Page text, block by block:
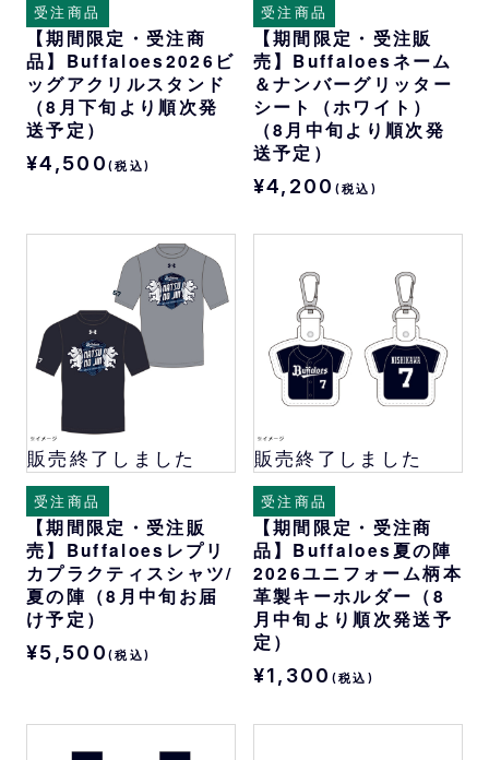
受注商品
【期間限定・受注商
品】Buffaloes2026ビ
ッグアクリルスタンド
（8月下旬より順次発
送予定）
¥4,500 (税込)
受注商品
【期間限定・受注販
売】Buffaloesネーム
＆ナンバーグリッター
シート（ホワイト）
（8月中旬より順次発
送予定）
¥4,200 (税込)
販売終了しました
受注商品
【期間限定・受注販
売】Buffaloesレプリ
カプラクティスシャツ/
夏の陣（8月中旬お届
け予定）
¥5,500 (税込)
販売終了しました
受注商品
【期間限定・受注商
品】Buffaloes夏の陣
2026ユニフォーム柄本
革製キーホルダー（8
月中旬より順次発送予
定）
¥1,300 (税込)